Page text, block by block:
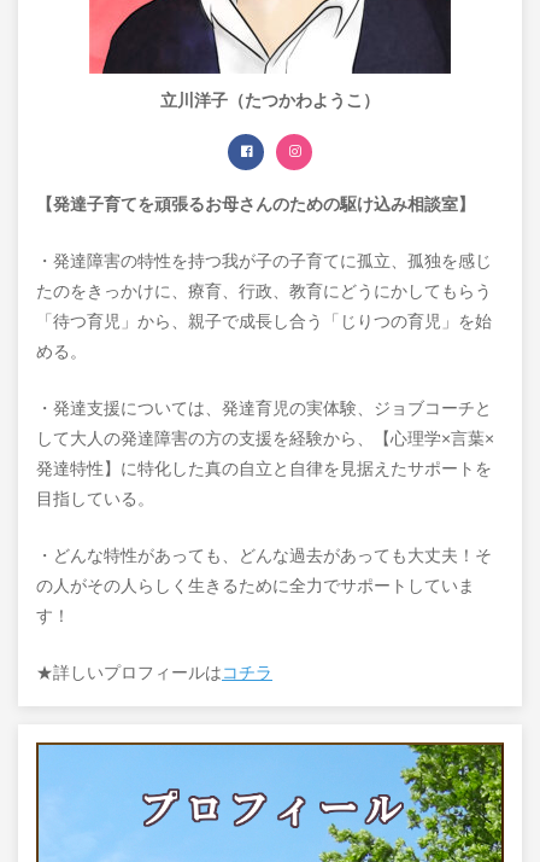
立川洋子（たつかわようこ）
【発達子育てを頑張るお母さんのための駆け込み相談室】
・発達障害の特性を持つ我が子の子育てに孤立、孤独を感じ
たのをきっかけに、療育、行政、教育にどうにかしてもらう
「待つ育児」から、親子で成長し合う「じりつの育児」を始
める。
・発達支援については、発達育児の実体験、ジョブコーチと
して大人の発達障害の方の支援を経験から、【心理学×言葉×
発達特性】に特化した真の自立と自律を見据えたサポートを
目指している。
・どんな特性があっても、どんな過去があっても大丈夫！そ
の人がその人らしく生きるために全力でサポートしていま
す！
★詳しいプロフィールはコチラ